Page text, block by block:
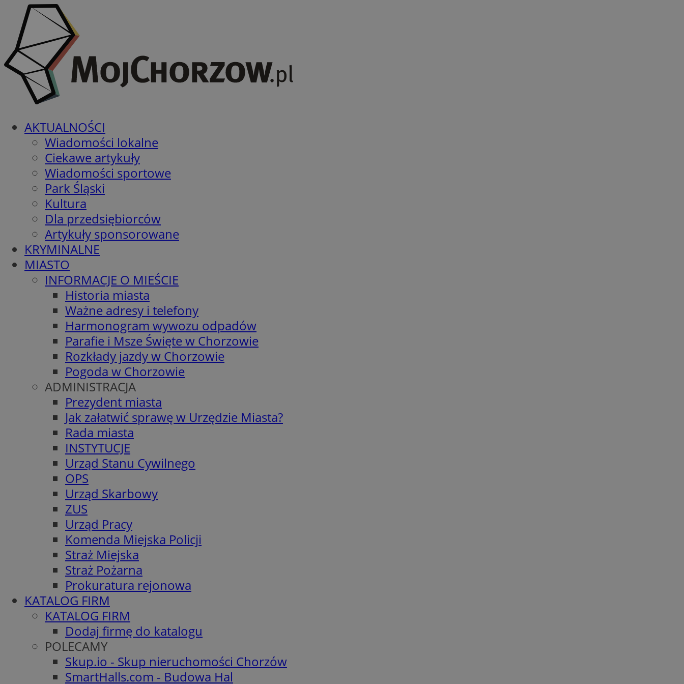
AKTUALNOŚCI
Wiadomości lokalne
Ciekawe artykuły
Wiadomości sportowe
Park Śląski
Kultura
Dla przedsiębiorców
Artykuły sponsorowane
KRYMINALNE
MIASTO
INFORMACJE O MIEŚCIE
Historia miasta
Ważne adresy i telefony
Harmonogram wywozu odpadów
Parafie i Msze Święte w Chorzowie
Rozkłady jazdy w Chorzowie
Pogoda w Chorzowie
ADMINISTRACJA
Prezydent miasta
Jak załatwić sprawę w Urzędzie Miasta?
Rada miasta
INSTYTUCJE
Urząd Stanu Cywilnego
OPS
Urząd Skarbowy
ZUS
Urząd Pracy
Komenda Miejska Policji
Straż Miejska
Straż Pożarna
Prokuratura rejonowa
KATALOG FIRM
KATALOG FIRM
Dodaj firmę do katalogu
POLECAMY
Skup.io - Skup nieruchomości Chorzów
SmartHalls.com - Budowa Hal